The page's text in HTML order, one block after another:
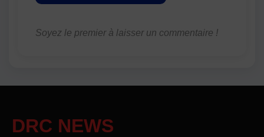
Soyez le premier à laisser un commentaire !
DRC NEWS